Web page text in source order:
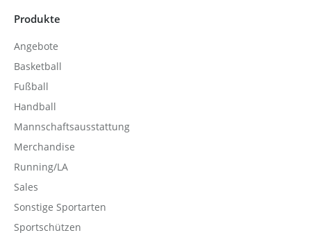
Produkte
Angebote
Basketball
Fußball
Handball
Mannschaftsausstattung
Merchandise
Running/LA
Sales
Sonstige Sportarten
Sportschützen